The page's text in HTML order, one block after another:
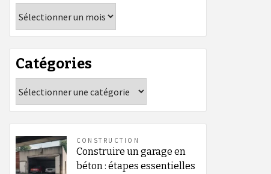
Catégories
CONSTRUCTION
Construire un garage en
béton : étapes essentielles